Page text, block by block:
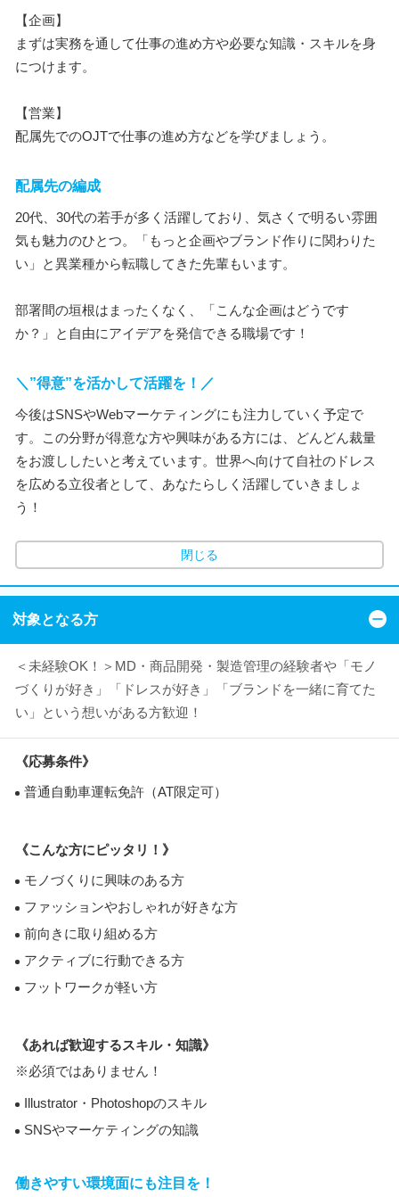
【企画】
まずは実務を通して仕事の進め方や必要な知識・スキルを身
につけます。
【営業】
配属先でのOJTで仕事の進め方などを学びましょう。
配属先の編成
20代、30代の若手が多く活躍しており、気さくで明るい雰囲
気も魅力のひとつ。「もっと企画やブランド作りに関わりた
い」と異業種から転職してきた先輩もいます。
部署間の垣根はまったくなく、「こんな企画はどうです
か？」と自由にアイデアを発信できる職場です！
＼”得意”を活かして活躍を！／
今後はSNSやWebマーケティングにも注力していく予定で
す。この分野が得意な方や興味がある方には、どんどん裁量
をお渡ししたいと考えています。世界へ向けて自社のドレス
を広める立役者として、あなたらしく活躍していきましょ
う！
閉じる
対象となる方
＜未経験OK！＞MD・商品開発・製造管理の経験者や「モノ
づくりが好き」「ドレスが好き」「ブランドを一緒に育てた
い」という想いがある方歓迎！
《応募条件》
普通自動車運転免許（AT限定可）
《こんな方にピッタリ！》
モノづくりに興味のある方
ファッションやおしゃれが好きな方
前向きに取り組める方
アクティブに行動できる方
フットワークが軽い方
《あれば歓迎するスキル・知識》
※必須ではありません！
Illustrator・Photoshopのスキル
SNSやマーケティングの知識
働きやすい環境面にも注目を！